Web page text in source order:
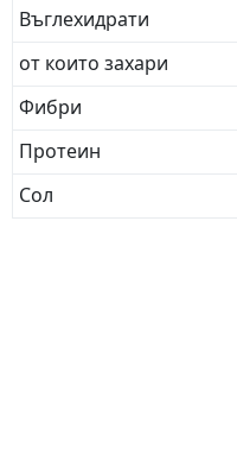
Въглехидрати
от които захари
Фибри
Протеин
Сол